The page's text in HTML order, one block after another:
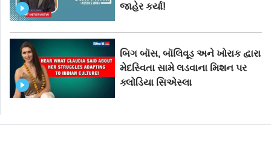
જાહેર કર્યા!
બિગ બૉસ, બૉલિવૂડ અને ખોરાક દ્વારા
મેદસ્વિતા સામે લડવાના મિશન પર
ક્લોડિયા સિએસ્લા